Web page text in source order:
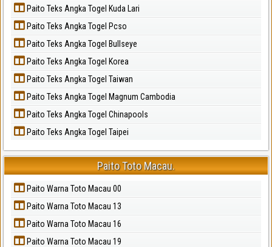
Paito Teks Angka Togel Kuda Lari
Paito Teks Angka Togel Pcso
Paito Teks Angka Togel Bullseye
Paito Teks Angka Togel Korea
Paito Teks Angka Togel Taiwan
Paito Teks Angka Togel Magnum Cambodia
Paito Teks Angka Togel Chinapools
Paito Teks Angka Togel Taipei
Paito Toto Macau.
Paito Warna Toto Macau 00
Paito Warna Toto Macau 13
Paito Warna Toto Macau 16
Paito Warna Toto Macau 19